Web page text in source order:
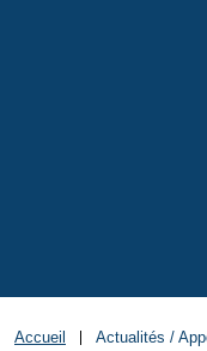
Accueil Actualités /